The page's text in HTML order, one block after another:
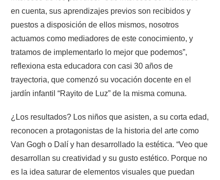
en cuenta, sus aprendizajes previos son recibidos y
puestos a disposición de ellos mismos, nosotros
actuamos como mediadores de este conocimiento, y
tratamos de implementarlo lo mejor que podemos”,
reflexiona esta educadora con casi 30 años de
trayectoria, que comenzó su vocación docente en el
jardín infantil “Rayito de Luz” de la misma comuna.
¿Los resultados? Los niños que asisten, a su corta edad,
reconocen a protagonistas de la historia del arte como
Van Gogh o Dalí y han desarrollado la estética. “Veo que
desarrollan su creatividad y su gusto estético. Porque no
es la idea saturar de elementos visuales que puedan